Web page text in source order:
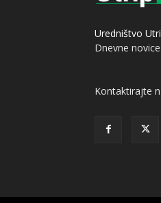
Uredništvo
Dnevne
Kontaktirajte